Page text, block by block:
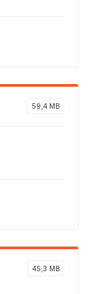
59,4 MB
45,3 MB